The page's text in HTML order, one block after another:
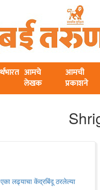
आमचे
लेखक
आमची
प्रकाशने
लढ्याचा केंद्रबिंदू ठरलेल्या